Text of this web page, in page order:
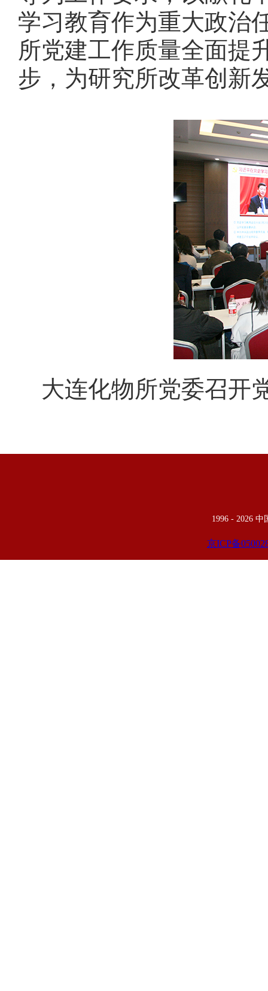
学习教育作为重大政治
所党建工作质量全面提
步，为研究所改革创新
大连化物所党委召开
1996 - 2026 中
京ICP备